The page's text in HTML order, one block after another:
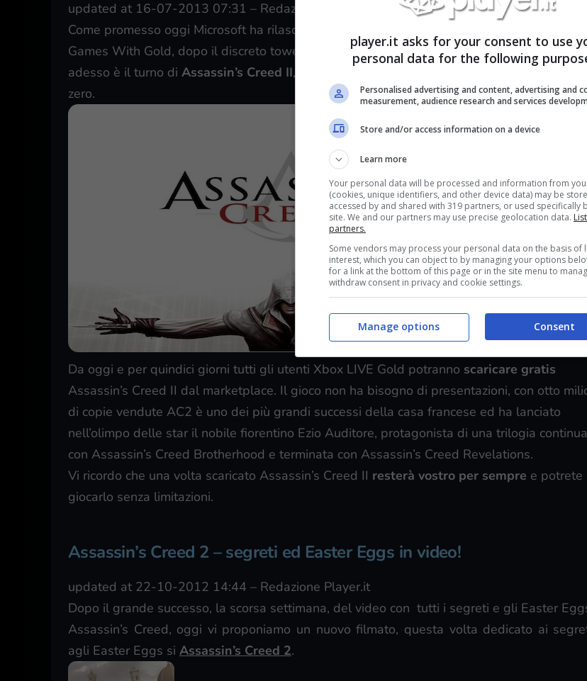
updated at 16-07-2013 07:31 – Redazione Player.it
Come promesso oggi Microsoft ha rilasciato il secondo gioco gratuito della promozione
Games With Gold, dopo il discreto tower defense The Grid Awakening (pubblicato il 2
adesso è il turno di Assassin’s Creed II, un grande classico disponibile su Xbox LIVE a
zero.
Da oggi e per quindici giorni tutti gli utenti Xbox LIVE Gold potranno scaricare gratis
Assassin’s Creed II dal marketplace. Il gioco non ha bisogno di presentazioni, con otto
di copie vendute AC2 è uno dei più grandi successi della casa francese ed ha lanciato
nell’olimpo delle star il nobile fiorentino Ezio Auditore, protagonista di una trilogia
con Assassin’s Creed Brotherhood e terminata con Assassin’s Creed Revelations.
Vi ricordo che una volta scaricato Assassin’s Creed II resterà vostro per sempre e potrete
giocarlo senza limitazioni.
Assassin’s Creed 2 – segreti ed Easter Eggs in video!
updated at 22-10-2012 14:44 – Redazione Player.it
Dopo il grande successo, la scorsa settimana, del video con tutti i segreti e gli Easter
Assassin’s Creed, oggi vi proponiamo un nuovo filmato, questa volta dedicato ai
agli Easter Eggs si Assassin’s Creed 2.
player.it asks for your consent to use
personal data for the following
Personalised advertising and content, advertising and
measurement, audience research and services
Store and/or access information on a device
Learn more
Your personal data will be processed and information from
(cookies, unique identifiers, and other device data) may be
accessed by and shared with 319 partners, or used specifically
site. We and our partners may use precise geolocation data.
partners.
Some vendors may process your personal data on the basis of
interest, which you can object to by managing your options
for a link at the bottom of this page or in the site menu to
withdraw consent in privacy and cookie settings.
Consent
Manage options